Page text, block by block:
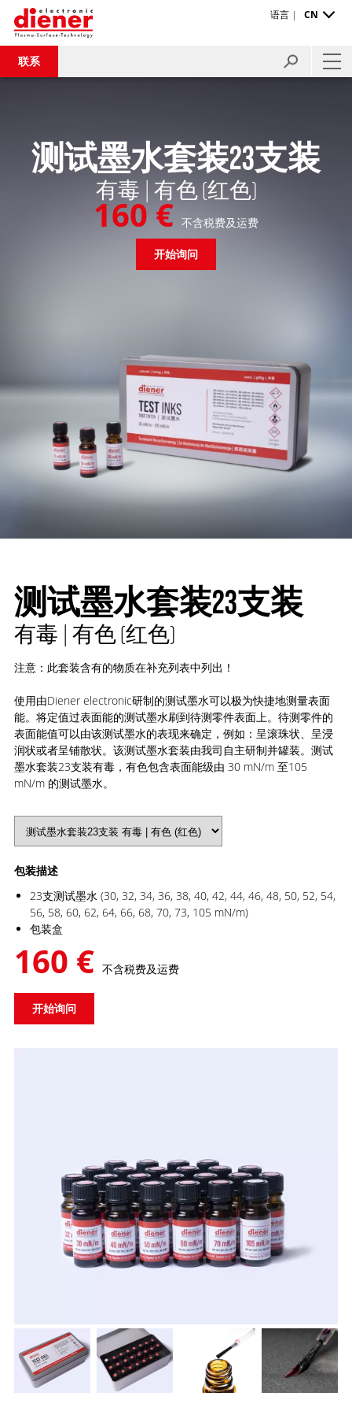
联系
语言 | CN
测试墨水套装23支装
有毒 | 有色 (红色)
160 €不含税费及运费
开始询问
测试墨水套装23支装
有毒 | 有色 (红色)
注意：此套装含有的物质在补充列表中列出！
使用由Diener electronic研制的测试墨水可以极为快捷地测量表面
能。将定值过表面能的测试墨水刷到待测零件表面上。待测零件的
表面能值可以由该测试墨水的表现来确定，例如：呈滚珠状、呈浸
润状或者呈铺散状。该测试墨水套装由我司自主研制并罐装。测试
墨水套装23支装有毒，有色包含表面能级由 30 mN/m 至105
mN/m 的测试墨水。
包装描述
23支测试墨水 (30, 32, 34, 36, 38, 40, 42, 44, 46, 48, 50, 52, 54,
56, 58, 60, 62, 64, 66, 68, 70, 73, 105 mN/m)
包装盒
160 € 不含税费及运费
开始询问